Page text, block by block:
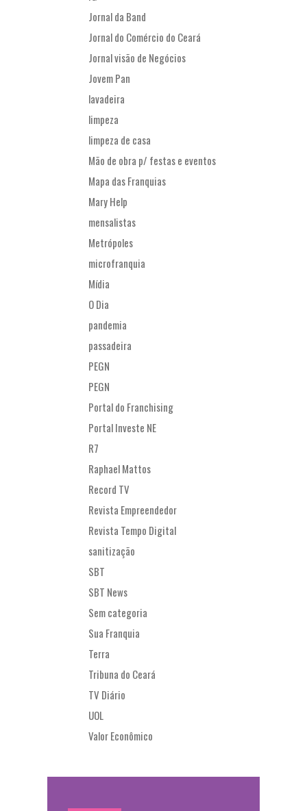
Jornal da Band
Jornal do Comércio do Ceará
Jornal visão de Negócios
Jovem Pan
lavadeira
limpeza
limpeza de casa
Mão de obra p/ festas e eventos
Mapa das Franquias
Mary Help
mensalistas
Metrópoles
microfranquia
Mídia
O Dia
pandemia
passadeira
PEGN
PEGN
Portal do Franchising
Portal Investe NE
R7
Raphael Mattos
Record TV
Revista Empreendedor
Revista Tempo Digital
sanitização
SBT
SBT News
Sem categoria
Sua Franquia
Terra
Tribuna do Ceará
TV Diário
UOL
Valor Econômico